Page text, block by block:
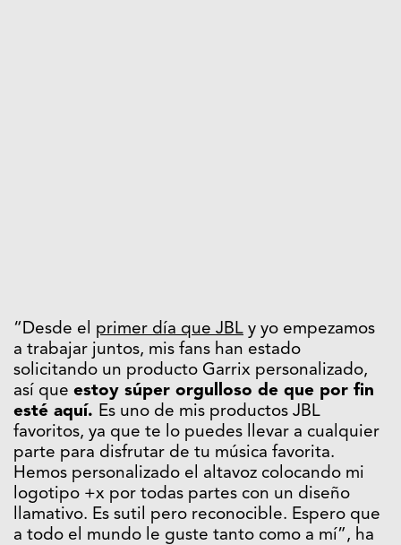
“Desde el primer día que JBL y yo empezamos
a trabajar juntos, mis fans han estado
solicitando un producto Garrix personalizado,
así que estoy súper orgulloso de que por fin
esté aquí. Es uno de mis productos JBL
favoritos, ya que te lo puedes llevar a cualquier
parte para disfrutar de tu música favorita.
Hemos personalizado el altavoz colocando mi
logotipo +x por todas partes con un diseño
llamativo. Es sutil pero reconocible. Espero que
a todo el mundo le guste tanto como a mí”, ha